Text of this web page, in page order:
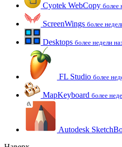
Cyotek WebCopy более
ScreenWings более
Desktops более недели
FL Studio более
MapKeyboard более
Autodesk